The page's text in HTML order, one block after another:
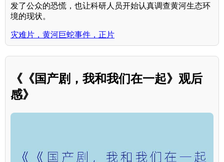
发了公众的恐慌，也让科研人员开始认真调查黄河生态环
境的现状。
灾难片，黄河巨蛇事件，正片
《《国产剧，我和我们在一起》观后
感》